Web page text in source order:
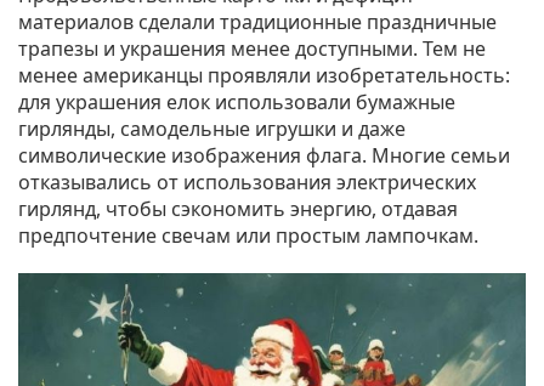
материалов сделали традиционные праздничные
трапезы и украшения менее доступными. Тем не
менее американцы проявляли изобретательность:
для украшения елок использовали бумажные
гирлянды, самодельные игрушки и даже
символические изображения флага. Многие семьи
отказывались от использования электрических
гирлянд, чтобы сэкономить энергию, отдавая
предпочтение свечам или простым лампочкам.